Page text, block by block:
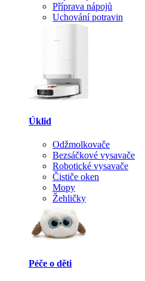
Příprava nápojů
Uchování potravin
Úklid
Odžmolkovače
Bezsáčkové vysavače
Robotické vysavače
Čističe oken
Mopy
Žehličky
Péče o děti